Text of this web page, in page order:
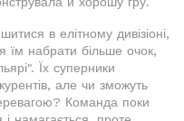
в елітному дивізіоні,
їм набрати більше очок,
Їх суперники
але чи зможуть
Команда поки